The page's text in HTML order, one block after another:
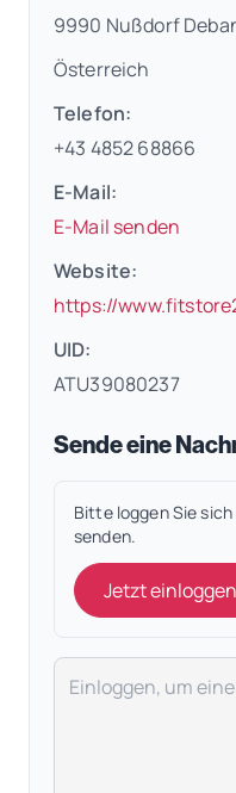
9990 Nußdorf
Österreich
Telefon:
+43 4852 68866
E-Mail:
E-Mail senden
Website:
https://
UID:
ATU39080237
Sende eine
Bitte loggen Sie
senden.
Jetzt einloggen
Deine Nachricht